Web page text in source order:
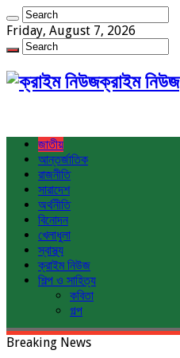
Friday, August 7, 2026
ক্রাইম নিউজ
জাতীয়
আন্তর্জাতিক
রাজনীতি
সারাদেশ
অর্থনীতি
বিনোদন
খেলাধুলা
স্বাস্থ্য
ক্রাইম নিউজ
শিল্প ও সাহিত্য
কবিতা
গল্প
Breaking News